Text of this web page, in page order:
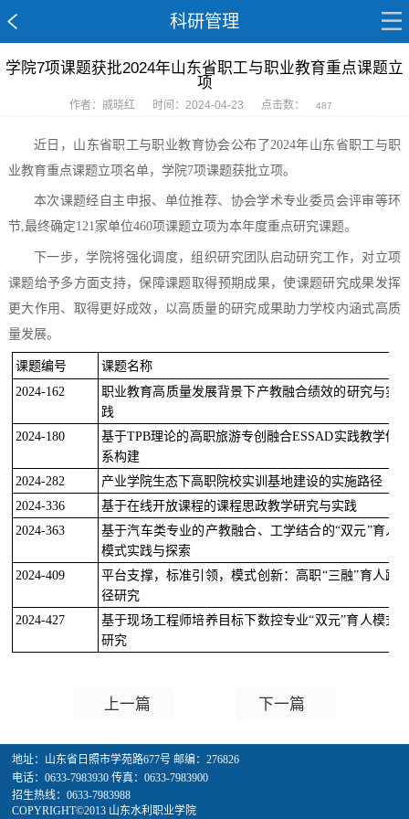
科研管理
学院7项课题获批2024年山东省职工与职业教育重点课题立
项
作者：戚晓红 时间：2024-04-23 点击数： 487
近日，山东省职工与职业教育协会公布了2024年山东省职工与职
业教育重点课题立项名单， 学院7项课题获批立项。
本次课题经自主申报、 单位推荐、协会学术专业委员会评审等环
节,最终确定121家单位460项课题立项为本年度重点研究课题。
下一步，学院将强化调度，组织研究团队启动研究工作，对立项
课题给予多方面支持，保障课题取得预期成果，使课题研究成果发挥
更大作用、取得更好成效，
以高质量的研究成果助力学校内涵式高质
量发展。
课题编号 课题名称
2024-162
职业教育高质量发展背景下产教融合绩效的研究与实
践
2024-180 基于TPB理论的高职旅游专创融合ESSAD实践教学体
系构建
2024-282 产业学院生态下高职院校实训基地建设的实施路径
2024-336
基于在线开放课程的课程思政教学研究与实践
2024-363
基于汽车类专业的产教融合、工学结合的“双元”育人
模式实践与探索
2024-409 平台支撑，标准引领，模式创新：高职“三融”育人路
径研究
2024-427 基于现场工程师培养目标下数控专业“双元”育人模式
研究
上一篇 下一篇
地址：山东省日照市学苑路677号 邮编：276826
电话：0633-7983930 传真：0633-7983900
招生热线：0633-7983988
COPYRIGHT©2013 山东水利职业学院